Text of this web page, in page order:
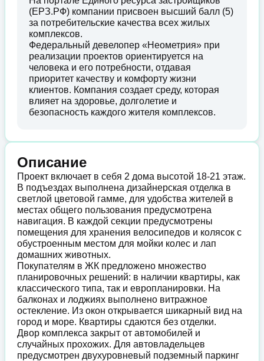
(ЕРЗ.РФ) компании присвоен высший балл (5)
за потребительские качества всех жилых
комплексов.
Федеральный девелопер «Неометрия» при
реализации проектов ориентируется на
человека и его потребности, отдавая
приоритет качеству и комфорту жизни
клиентов. Компания создает среду, которая
влияет на здоровье, долголетие и
безопасность каждого жителя комплексов.
Описание
Проект включает в себя 2 дома высотой 18-21 этаж.
В подъездах выполнена дизайнерская отделка в
светлой цветовой гамме, для удобства жителей в
местах общего пользования предусмотрена
навигация. В каждой секции предусмотрены
помещения для хранения велосипедов и колясок с
обустроенным местом для мойки колес и лап
домашних животных.
Покупателям в ЖК предложено множество
планировочных решений: в наличии квартиры, как
классического типа, так и европланировки. На
балконах и лоджиях выполнено витражное
остекление. Из окон открывается шикарный вид на
город и море. Квартиры сдаются без отделки.
Двор комплекса закрыт от автомобилей и
случайных прохожих. Для автовладельцев
предусмотрен двухуровневый подземный паркинг